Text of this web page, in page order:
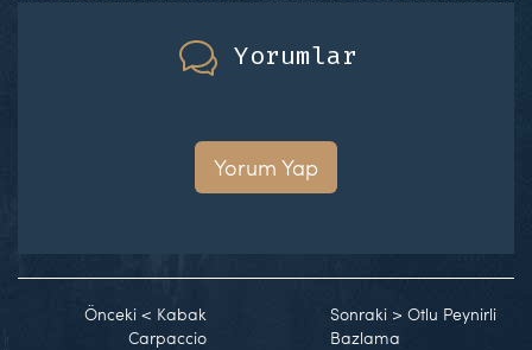
Yorumlar
Yorum Yap
Önceki < Kabak
Carpaccio
Sonraki >Otlu Peynirli
Bazlama